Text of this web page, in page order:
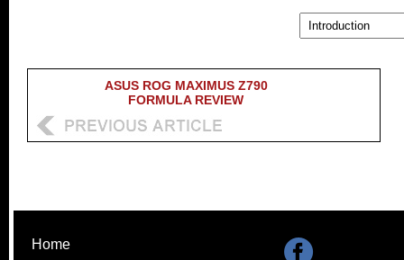
ASUS ROG MAXIMUS Z790
FORMULA REVIEW
Home